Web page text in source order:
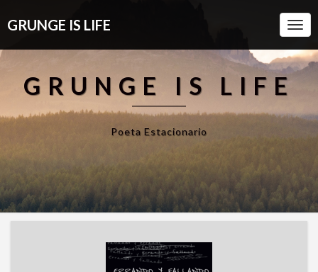
GRUNGE IS LIFE
GRUNGE IS LIFE
Poeta Estacionario